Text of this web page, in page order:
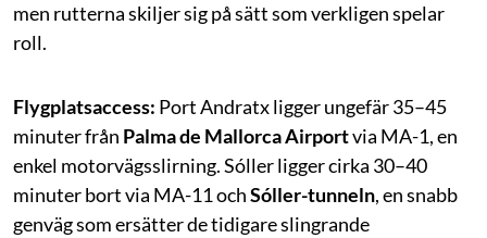
men rutterna skiljer sig på sätt som verkligen spelar
roll.
Flygplatsaccess: Port Andratx ligger ungefär 35–45
minuter från Palma de Mallorca Airportvia MA-1, en
enkel motorvägsslirning. Sóller ligger cirka 30–40
minuter bort via MA-11 ochSóller-tunneln, en snabb
genväg som ersätter de tidigare slingrande